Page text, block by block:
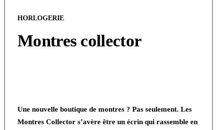
HORLOGERIE
Montres collector
Une nouvelle boutique de montres ? Pas seulement. Les
Montres Collector s’avère être un écrin qui rassemble en